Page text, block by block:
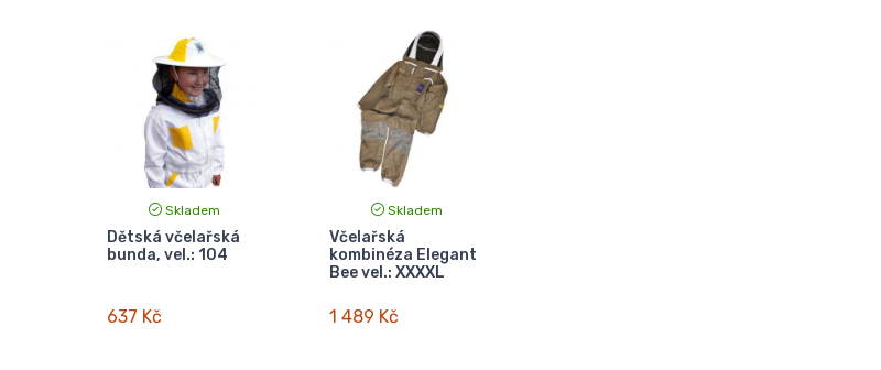
Skladem
Dětská včelařská
bunda, vel.: 104
637 Kč
Skladem
Včelařská
kombinéza Elegant
Bee vel.: XXXXL
1 489 Kč